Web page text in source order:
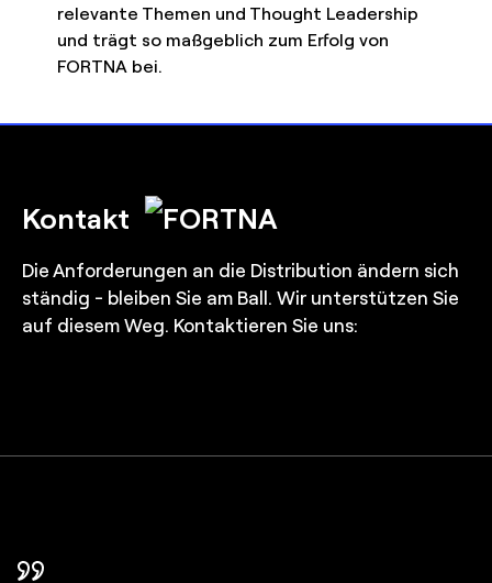
relevante Themen und Thought Leadership
und trägt so maßgeblich zum Erfolg von
FORTNA bei.
Kontakt
Die Anforderungen an die Distribution ändern sich
ständig - bleiben Sie am Ball. Wir unterstützen Sie
auf diesem Weg. Kontaktieren Sie uns:
FORTNA hat uns bei der Entscheidung über den